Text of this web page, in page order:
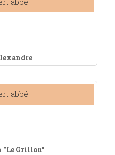
"Le Grillon"